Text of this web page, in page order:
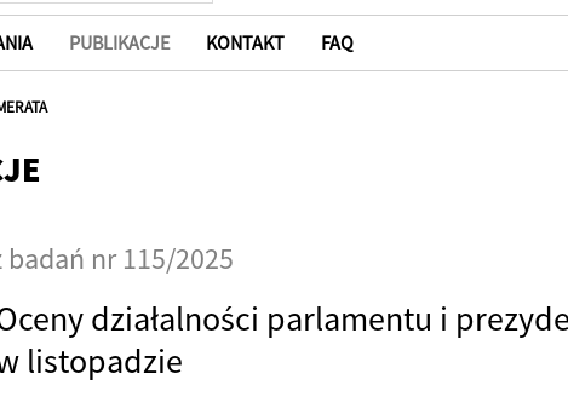
PUBLIKACJE KONTAKT FAQ
nr 115/2025
działalności parlamentu i
listopadzie